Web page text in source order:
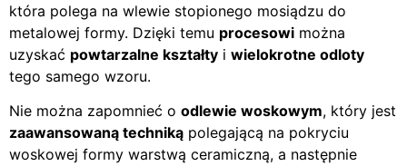
która polega na wlewie stopionego mosiądzu do
metalowej formy. Dzięki temu procesowi można
uzyskać powtarzalne kształty i wielokrotne odloty
tego samego wzoru.
Nie można zapomnieć o odlewie woskowym, który jest
zaawansowaną techniką polegającą na pokryciu
woskowej formy warstwą ceramiczną, a następnie